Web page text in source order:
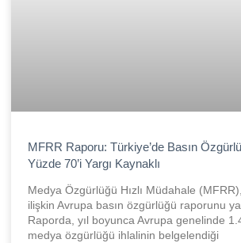
MFRR Raporu: Türkiye’de Basın
Yüzde 70’i Yargı Kaynaklı
Medya Özgürlüğü Hızlı Müdahale
ilişkin Avrupa basın özgürlüğü raporunu
Raporda, yıl boyunca Avrupa genelinde
medya özgürlüğü ihlalinin belgelendiği